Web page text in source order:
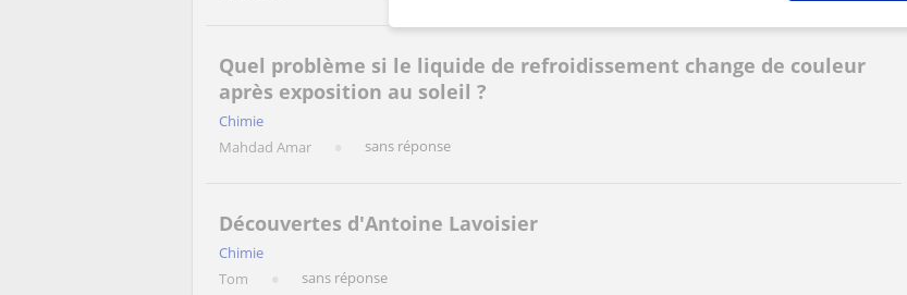
Quel problème si le liquide de refroidissement change de couleur
après exposition au soleil ?
Chimie
Mahdad Amar
sans réponse
Découvertes d'Antoine Lavoisier
Chimie
Tom
sans réponse